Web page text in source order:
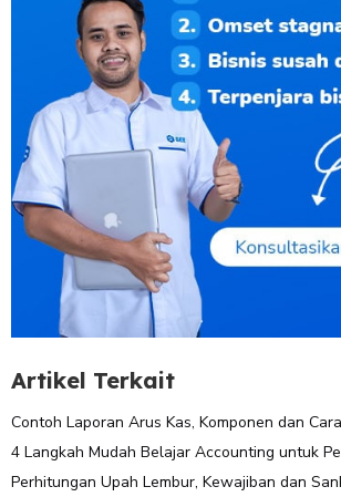
Artikel Terkait
Contoh Laporan Arus Kas, Komponen dan
4 Langkah Mudah Belajar Accounting untuk
Perhitungan Upah Lembur, Kewajiban dan